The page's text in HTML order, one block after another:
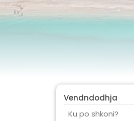
Vendndodhja